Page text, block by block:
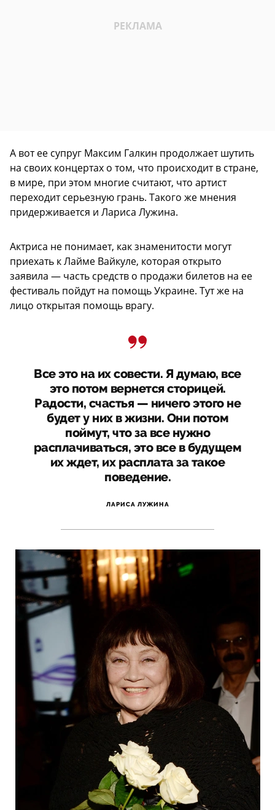
А вот ее супруг Максим Галкин продолжает шутить
на своих концертах о том, что происходит в стране,
в мире, при этом многие считают, что артист
переходит серьезную грань. Такого же мнения
придерживается и Лариса Лужина.
Актриса не понимает, как знаменитости могут
приехать к Лайме Вайкуле, которая открыто
заявила — часть средств о продажи билетов на ее
фестиваль пойдут на помощь Украине. Тут же на
лицо открытая помощь врагу.
Все это на их совести. Я думаю, все
это потом вернется сторицей.
Радости, счастья — ничего этого не
будет у них в жизни. Они потом
поймут, что за все нужно
расплачиваться, это все в будущем
их ждет, их расплата за такое
поведение.
ЛАРИСА ЛУЖИНА